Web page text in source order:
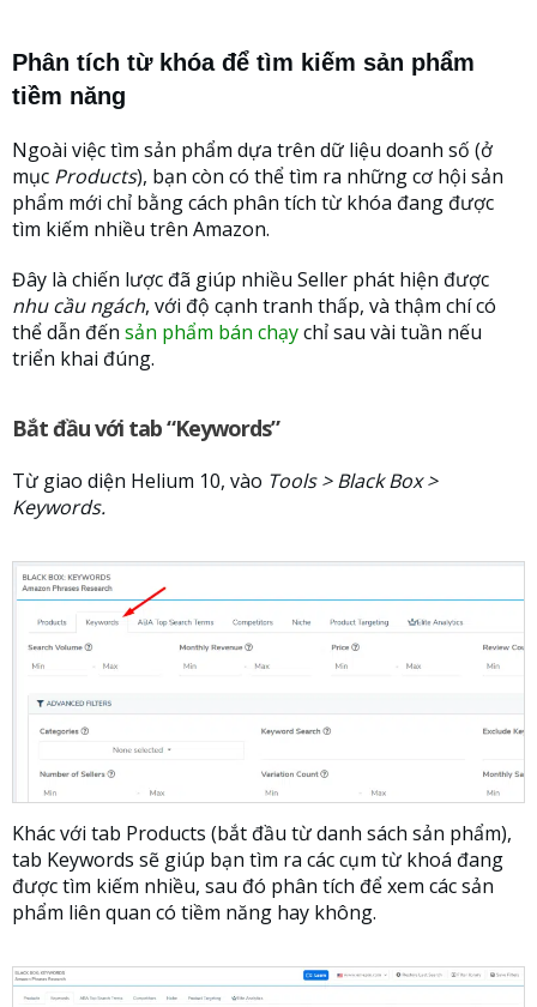
Phân tích từ khóa để tìm kiếm sản phẩm
tiềm năng
Ngoài việc tìm sản phẩm dựa trên dữ liệu doanh số (ở
mục Products), bạn còn có thể tìm ra những cơ hội sản
phẩm mới chỉ bằng cách phân tích từ khóa đang được
tìm kiếm nhiều trên Amazon.
Đây là chiến lược đã giúp nhiều Seller phát hiện được
nhu cầu ngách, với độ cạnh tranh thấp, và thậm chí có
thể dẫn đến sản phẩm bán chạychỉ sau vài tuần nếu
triển khai đúng.
Bắt đầu với tab “Keywords”
Từ giao diện Helium 10, vào Tools > Black Box >
Keywords.
Khác với tab Products (bắt đầu từ danh sách sản phẩm),
tab Keywords sẽ giúp bạn tìm ra các cụm từ khoá đang
được tìm kiếm nhiều, sau đó phân tích để xem các sản
phẩm liên quan có tiềm năng hay không.